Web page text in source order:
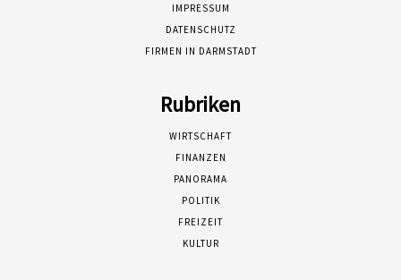
IMPRESSUM
DATENSCHUTZ
FIRMEN IN DARMSTADT
Rubriken
WIRTSCHAFT
FINANZEN
PANORAMA
POLITIK
FREIZEIT
KULTUR